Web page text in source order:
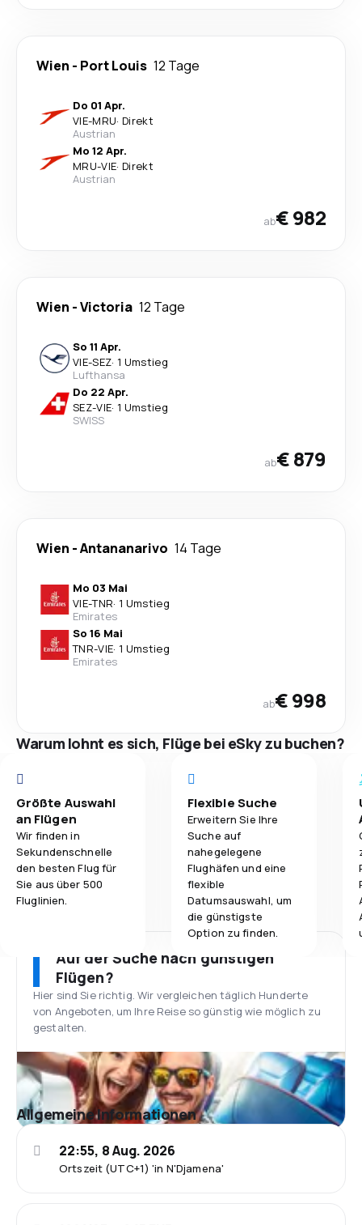
Wien - Port Louis 12 Tage
Do 01 Apr.
VIE-MRU· Direkt
Austrian
Mo 12 Apr.
MRU-VIE· Direkt
Austrian
ab€ 982
Wien -Victoria 12 Tage
So 11 Apr.
VIE-SEZ· 1 Umstieg
Lufthansa
Do 22 Apr.
SEZ-VIE· 1 Umstieg
SWISS
ab€ 879
Wien -Antananarivo 14 Tage
Mo 03 Mai
VIE-TNR· 1 Umstieg
Emirates
So 16 Mai
TNR-VIE· 1 Umstieg
Emirates
ab€ 998
Warum lohnt es sich, Flüge bei eSky zu buchen?
Größte Auswahl
an Flügen
Wir finden in
Sekundenschnelle
den besten Flug für
Sie aus über 500
Fluglinien.
Flexible Suche
Erweitern Sie Ihre
Suche auf
nahegelegene
Flughäfen und eine
flexible
Datumsauswahl, um
die günstigste
Option zu finden.
Auf der Suche nach günstigen
Flügen?
Hier sind Sie richtig. Wir vergleichen täglich Hunderte
von Angeboten, um Ihre Reise so günstig wie möglich zu
gestalten.
Allgemeine Informationen
Ortszeit (UTC+1) 'in N'Djamena'
22:55, 8 Aug. 2026